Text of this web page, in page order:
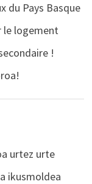
du Pays Basque
le logement
!
urtez urte
ikusmoldea